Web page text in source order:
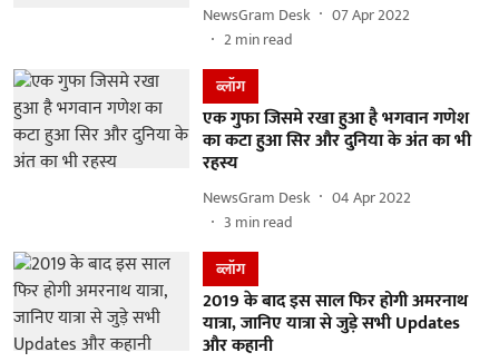
NewsGram Desk
07 Apr 2022
2min read
ब्लॉग
एक गुफा जिसमे रखा हुआ है भगवान गणेश
का कटा हुआ सिर और दुनिया के अंत का भी
रहस्य
NewsGram Desk
04 Apr 2022
3 min read
ब्लॉग
2019 के बाद इस साल फिर होगी अमरनाथ
यात्रा, जानिए यात्रा से जुड़े सभी Updates
और कहानी